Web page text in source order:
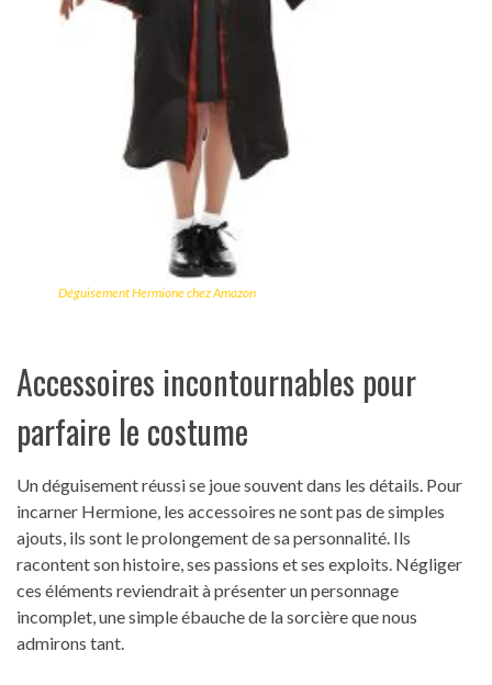
Déguisement Hermione chez Amazon
Accessoires incontournables pour
parfaire le costume
Un déguisement réussi se joue souvent dans les détails. Pour
incarner Hermione, les accessoires ne sont pas de simples
ajouts, ils sont le prolongement de sa personnalité. Ils
racontent son histoire, ses passions et ses exploits. Négliger
ces éléments reviendrait à présenter un personnage
incomplet, une simple ébauche de la sorcière que nous
admirons tant.